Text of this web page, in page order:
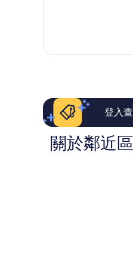
卓
評
篇
價
登入
關於鄰近